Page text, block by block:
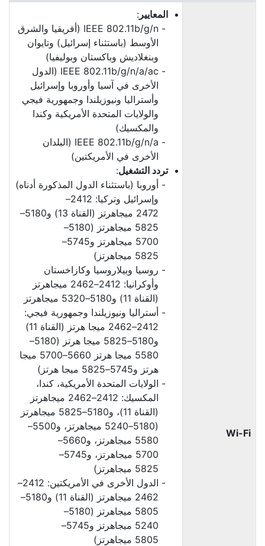
Wi-Fi
المعايير :
IEEE 802.11b/g/n (أفريقيا والشرق
الأوسط (باستثناء إسرائيل) وتايوان
وبنغلاديش وباكستان وبوليفيا)
IEEE 802.11b/g/n/a/ac (الدول
الأخرى في آسيا وأوروبا وإسرائيل
وأستراليا ونيوزيلندا وجمهورية فيجي
والولايات المتحدة الأمريكية وكندا
والمكسيك)
IEEE 802.11b/g/n/a (البلدان
الأخرى في الأمريكتين)
تردد التشغيل:
أوروبا (باستثناء الدول المذكورة أدناه)
وإسرائيل وتركيا: 2412–
2472 ميجاهرتز (القناة 13) و5180–
5825 ميجاهرتز (5180–
5700 ميجاهرتز و5745–
5825 ميجاهرتز)
روسيا وبيلاروسيا وكازاخستان
وأوكرانيا: 2412–2462 ميجاهرتز
(القناة 11) و5180–5320 ميجاهرتز
أستراليا ونيوزيلندا وجمهورية فيجي:
2412–2462 ميجا هرتز (القناة 11)
و5180–5825 ميجا هرتز (5180–
5580 ميجا هرتز 5660–5700 ميجا
هرتز و5745–5825 ميجا هرتز)
الولايات المتحدة الأمريكية، كندا،
المكسيك: 2412–2462 ميجاهرتز
(القناة 11)، و5180–5825 ميجاهرتز
(5180–5240 ميجاهرتز، و5500–
5580 ميجاهرتز، و5660–
5700 ميجاهرتز، و5745–
5825 ميجاهرتز)
الدول الأخرى في الأمريكتين: 2412–
2462 ميجاهرتز (القناة 11) و5180–
5805 ميجاهرتز (5180–
5240 ميجاهرتز و5745–
5805 ميجاهرتز)